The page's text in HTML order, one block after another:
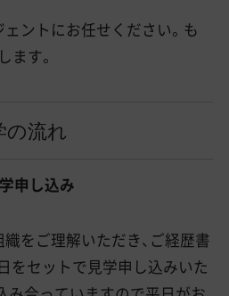
ェントにお任せください。も
ます。
の流れ
申し込み
をご理解いただき、ご経歴書
をセットで見学申し込みいた